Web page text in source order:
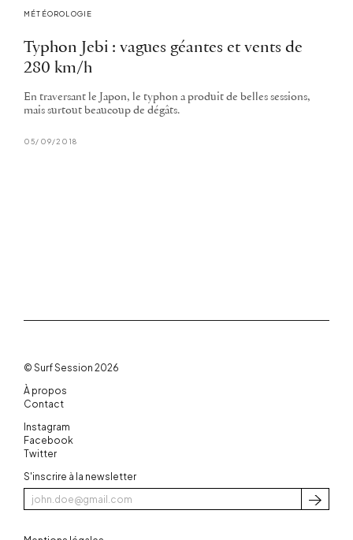
MÉTÉOROLOGIE
Typhon Jebi : vagues géantes et vents de
280 km/h
En traversant le Japon, le typhon a produit de belles sessions,
mais surtout beaucoup de dégâts.
05/09/2018
© Surf Session 2026
À propos
Contact
Instagram
Facebook
Twitter
S'inscrire à la newsletter